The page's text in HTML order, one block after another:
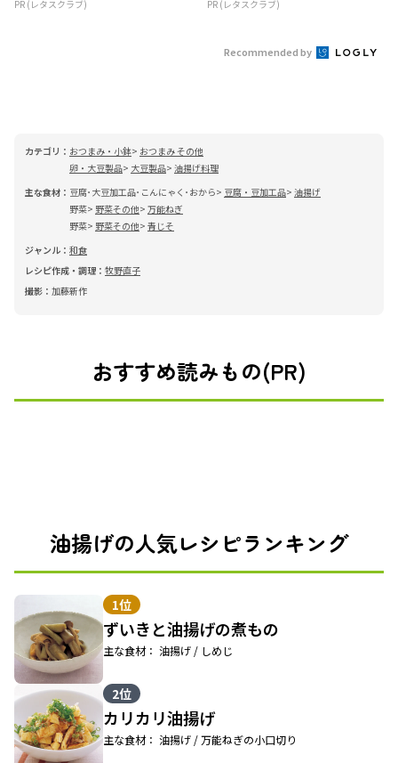
PR (レタスクラブ) PR (レタスクラブ)
Recommended by
カテゴリ： おつまみ・小鉢
おつまみ その他
卵・大豆製品
大豆製品 油揚げ料理
主な食材： 豆腐･大豆加工品･こんにゃく･おから 豆腐・豆加工品 油揚げ
野菜
野菜その他 万能ねぎ
野菜
野菜その他 青じそ
ジャンル： 和食
レシピ作成・調理： 牧野直子
撮影： 加藤新作
おすすめ読みもの(PR)
油揚げの人気レシピランキング
1位
ずいきと油揚げの煮もの
主な食材： 油揚げ / しめじ
2位
カリカリ油揚げ
主な食材： 油揚げ / 万能ねぎの小口切り